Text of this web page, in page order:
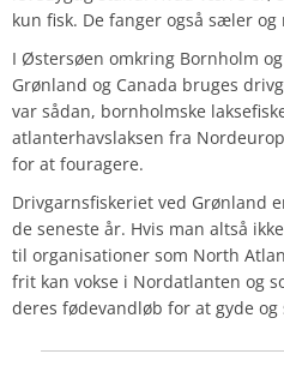
kun fisk. De fanger også sæler
I Østersøen omkring Bornholm
Grønland og Canada bruges
var sådan, bornholmske
atlanterhavslaksen fra
for at fouragere.
Drivgarnsfiskeriet ved Grønland
de seneste år. Hvis man altså
til organisationer som North
frit kan vokse i Nordatlanten og
deres fødevandløb for at gyde